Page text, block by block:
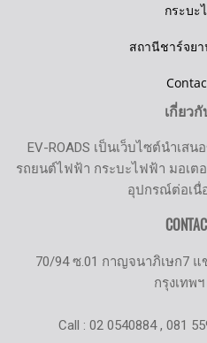
กระบะ
สถานีชาร์จย
เกี่ยวกั
EV-ROADS เป็นเว็บไซต์นำเ
รถยนต์ไฟฟ้า กระบะไฟฟ้า มอเต
อุปกรณ์ต่อเนื่
70/94 ซ.01 กาญจนาภิเษก7
กรุงเทพ
Call : 02 0540884 , 081